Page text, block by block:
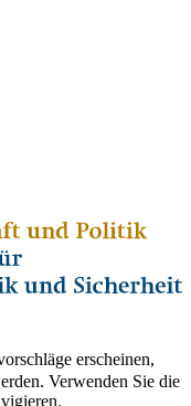
erscheinen,
Verwenden Sie die